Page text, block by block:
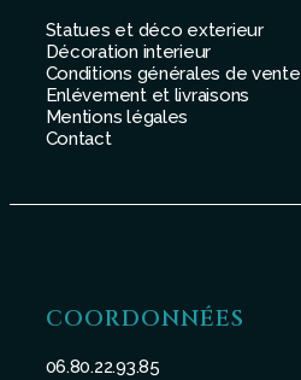
Statues et déco exterieur
Décoration interieur
Conditions générales de vente
Enlévement et livraisons
Mentions légales
Contact
COORDONNÉES
06.80.22.93.85